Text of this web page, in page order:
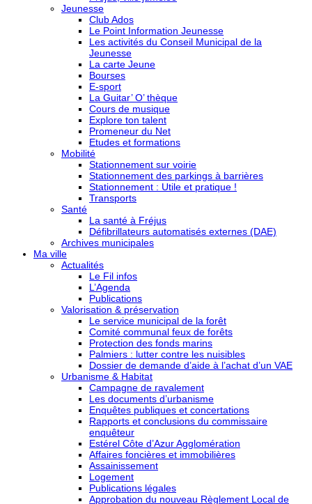
Jeunesse
Club Ados
Le Point Information Jeunesse
Les activités du Conseil Municipal de la
Jeunesse
La carte Jeune
Bourses
E-sport
La Guitar’ O’ thèque
Cours de musique
Explore ton talent
Promeneur du Net
Etudes et formations
Mobilité
Stationnement sur voirie
Stationnement des parkings à barrières
Stationnement : Utile et pratique !
Transports
Santé
La santé à Fréjus
Défibrillateurs automatisés externes (DAE)
Archives municipales
Ma ville
Actualités
Le Fil infos
L’Agenda
Publications
Valorisation & préservation
Le service municipal de la forêt
Comité communal feux de forêts
Protection des fonds marins
Palmiers : lutter contre les nuisibles
Dossier de demande d’aide à l’achat d’un VAE
Urbanisme & Habitat
Campagne de ravalement
Les documents d’urbanisme
Enquêtes publiques et concertations
Rapports et conclusions du commissaire
enquêteur
Estérel Côte d’Azur Agglomération
Affaires foncières et immobilières
Assainissement
Logement
Publications légales
Approbation du nouveau Règlement Local de